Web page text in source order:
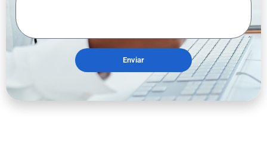
Enviar